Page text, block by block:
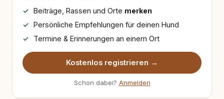
Beiträge, Rassen und Orte merken
Persönliche Empfehlungen für deinen Hund
Termine & Erinnerungen an einem Ort
Kostenlos registrieren →
Schon dabei? Anmelden